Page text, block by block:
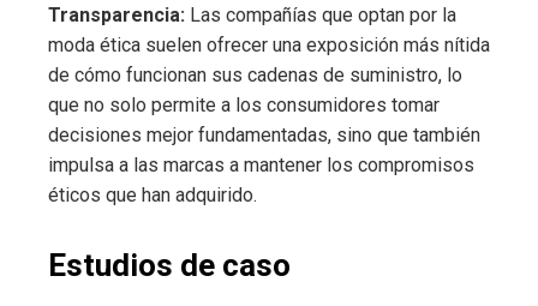
Transparencia: Las compañías que optan por la
moda ética suelen ofrecer una exposición más nítida
de cómo funcionan sus cadenas de suministro, lo
que no solo permite a los consumidores tomar
decisiones mejor fundamentadas, sino que también
impulsa a las marcas a mantener los compromisos
éticos que han adquirido.
Estudios de caso